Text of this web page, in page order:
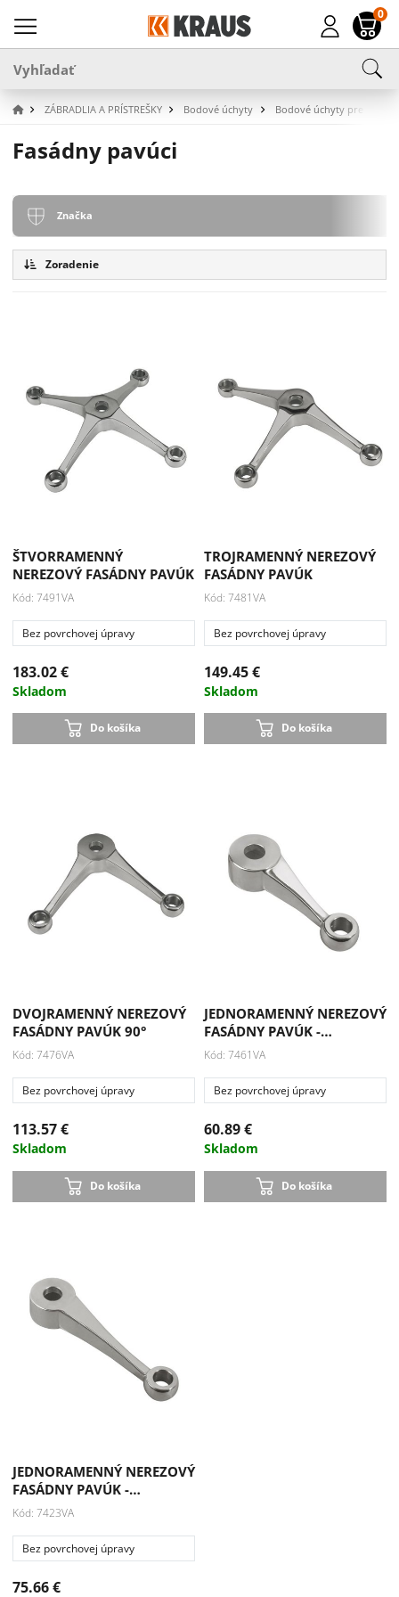
0
ZÁBRADLIA A PRÍSTREŠKY Bodové úchyty Bodové úchyty pre fasády
Fasádny pavúci
Značka
Zoradenie
ŠTVORRAMENNÝ
NEREZOVÝ FASÁDNY PAVÚK
Kód: 7491VA
Bez povrchovej úpravy
183.02 €
Skladom
Do košíka
TROJRAMENNÝ NEREZOVÝ
FASÁDNY PAVÚK
Kód: 7481VA
Bez povrchovej úpravy
149.45 €
Skladom
Do košíka
DVOJRAMENNÝ NEREZOVÝ
FASÁDNY PAVÚK 90°
Kód: 7476VA
Bez povrchovej úpravy
113.57 €
Skladom
Do košíka
JEDNORAMENNÝ NEREZOVÝ
FASÁDNY PAVÚK -…
Kód: 7461VA
Bez povrchovej úpravy
60.89 €
Skladom
Do košíka
JEDNORAMENNÝ NEREZOVÝ
FASÁDNY PAVÚK -…
Kód: 7423VA
Bez povrchovej úpravy
75.66 €